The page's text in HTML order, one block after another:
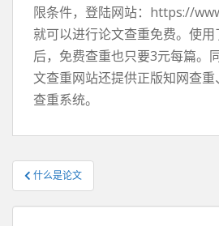
限条件，登陆网站：https://
就可以进行论文查重免费。使
后，免费查重也只要3元每篇。
文查重网站还提供正版知网查
查重系统。
文
章
导
什么是论文